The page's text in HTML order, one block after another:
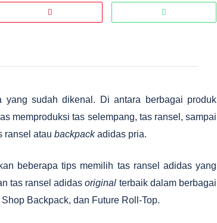
yang sudah dikenal. Di antara berbagai produk
memproduksi tas selempang, tas ransel, sampai
ransel atau backpackadidas pria.
beberapa tips memilih tas ransel adidas yang
tas ransel adidasoriginal terbaik dalam berbagai
Backpack, dan Future Roll-Top.